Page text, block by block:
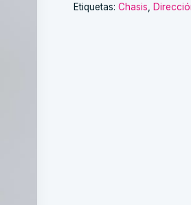
Etiquetas: Chasis